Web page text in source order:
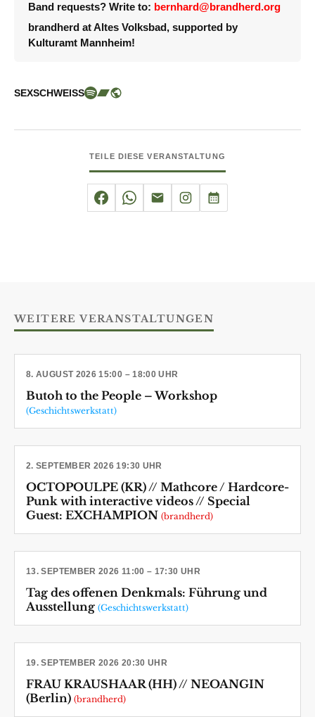
Band requests? Write to: bernhard@brandherd.org
brandherd at Altes Volksbad, supported by
Kulturamt Mannheim!
SEXSCHWEISS
TEILE DIESE VERANSTALTUNG
WEITERE VERANSTALTUNGEN
8. AUGUST 2026 15:00 – 18:00 UHR
Butoh to the People – Workshop
(Geschichtswerkstatt)
2. SEPTEMBER 2026 19:30 UHR
OCTOPOULPE (KR) // Mathcore / Hardcore-
Punk with interactive videos // Special
Guest: EXCHAMPION (brandherd)
13. SEPTEMBER 2026 11:00 – 17:30 UHR
Tag des offenen Denkmals: Führung und
Ausstellung (Geschichtswerkstatt)
19. SEPTEMBER 2026 20:30 UHR
FRAU KRAUSHAAR (HH) // NEOANGIN
(Berlin) (brandherd)